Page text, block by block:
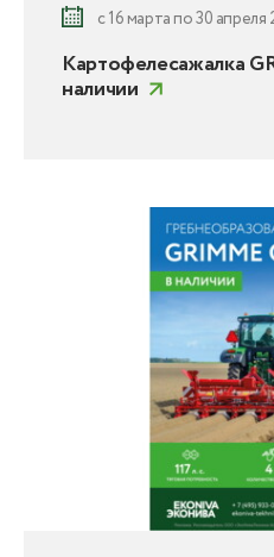
с 16 марта по 30 апреля
Картофелесажалка
наличии